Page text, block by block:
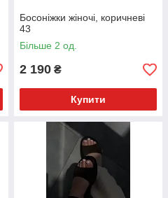
Босоніжки жіночі, коричневі
43
Більше 2 од.
2 190 ₴
Купити